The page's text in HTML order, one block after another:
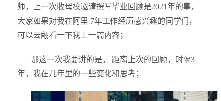
师，上一次收母校邀请撰写毕业回顾是2021年的事，
大家如果对我在阿里 7年工作经历感兴趣的同学们，
可以去翻看一下我上一篇内容；
那这一次我要讲的是， 距离上次的回顾，时隔3
年，我在几年里的一些变化和思考；